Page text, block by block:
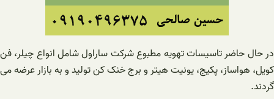
در حال حاضر تاسیسات تهویه مطبوع شرکت ساراول شامل انواع چیلر، فن
کویل، هواساز، پکیج، یونیت هیتر و برج خنک کن تولید و به بازار عرضه می
گردند.